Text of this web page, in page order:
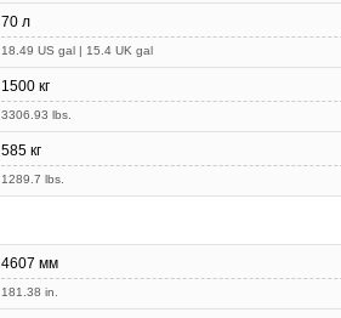
70 л
18.49 US gal | 15.4 UK gal
1500 кг
3306.93 lbs.
585 кг
1289.7 lbs.
4607 мм
181.38 in.